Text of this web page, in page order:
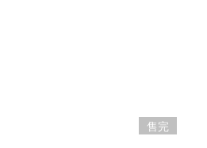
售完